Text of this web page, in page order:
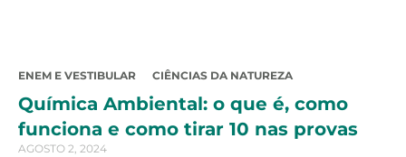
ENEM E VESTIBULAR CIÊNCIAS DA NATUREZA
Química Ambiental: o que é, como
funciona e como tirar 10 nas provas
AGOSTO 2, 2024